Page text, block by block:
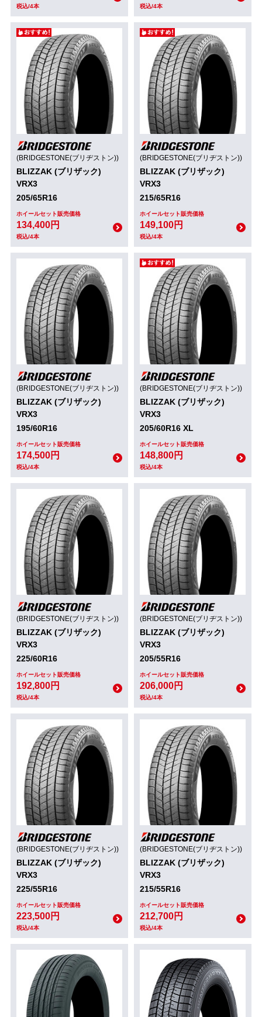
税込/4本 税込/4本
(BRIDGESTONE(ブリヂストン))
BLIZZAK (ブリザック)
VRX3
205/65R16
ホイールセット販売価格
134,400円
税込/4本
(BRIDGESTONE(ブリヂストン))
BLIZZAK (ブリザック)
VRX3
215/65R16
ホイールセット販売価格
149,100円
税込/4本
(BRIDGESTONE(ブリヂストン))
BLIZZAK (ブリザック)
VRX3
195/60R16
ホイールセット販売価格
174,500円
税込/4本
(BRIDGESTONE(ブリヂストン))
BLIZZAK (ブリザック)
VRX3
205/60R16 XL
ホイールセット販売価格
148,800円
税込/4本
(BRIDGESTONE(ブリヂストン))
BLIZZAK (ブリザック)
VRX3
225/60R16
ホイールセット販売価格
192,800円
税込/4本
(BRIDGESTONE(ブリヂストン))
BLIZZAK (ブリザック)
VRX3
205/55R16
ホイールセット販売価格
206,000円
税込/4本
(BRIDGESTONE(ブリヂストン))
BLIZZAK (ブリザック)
VRX3
225/55R16
ホイールセット販売価格
223,500円
税込/4本
(BRIDGESTONE(ブリヂストン))
BLIZZAK (ブリザック)
VRX3
215/55R16
ホイールセット販売価格
212,700円
税込/4本